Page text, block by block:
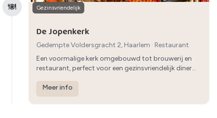
Gezinsvriendelijk
De Jopenkerk
Gedempte Voldersgracht 2, Haarlem · Restaurant
Een voormalige kerk omgebouwd tot brouwerij en
restaurant, perfect voor een gezinsvriendelijk diner
Meer info